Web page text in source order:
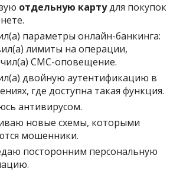
отдельную картудля покупок
параметры онлайн-банкинга:
лимиты на операции,
СМС-оповещение.
двойную аутентификацию в
где доступна такая функция.
антивирусом.
новые схемы, которыми
мошенники.
посторонним персональную